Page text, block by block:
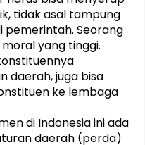
tidak asal tampung
pemerintah. Seorang
yang tinggi.
daerah, juga bisa
ke lembaga
di Indonesia ini ada
daerah (perda)